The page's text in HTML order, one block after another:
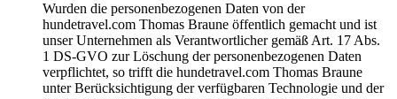
Wurden die personenbezogenen Daten von der
hundetravel.com Thomas Braune öffentlich gemacht und ist
unser Unternehmen als Verantwortlicher gemäß Art. 17 Abs.
1 DS-GVO zur Löschung der personenbezogenen Daten
verpflichtet, so trifft die hundetravel.com Thomas Braune
unter Berücksichtigung der verfügbaren Technologie und der